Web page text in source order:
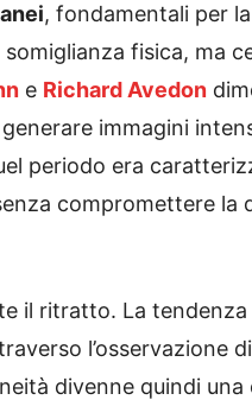
, fondamentali per
fisica, ma
e Richard Avedon
immagini
periodo era
compromettere la
il ritratto. La
l’osservazione
divenne quindi una